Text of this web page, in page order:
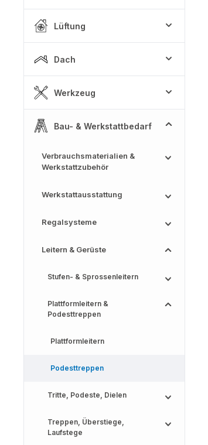
Lüftung
Dach
Werkzeug
Bau- & Werkstattbedarf
Verbrauchsmaterialien &
Werkstattzubehör
Werkstattausstattung
Regalsysteme
Leitern & Gerüste
Stufen- & Sprossenleitern
Plattformleitern &
Podesttreppen
Plattformleitern
Podesttreppen
Tritte, Podeste, Dielen
Treppen, Überstiege,
Laufstege